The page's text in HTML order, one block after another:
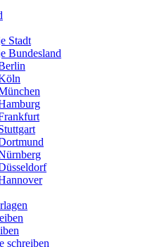
Stadt
Bundesland
schreiben